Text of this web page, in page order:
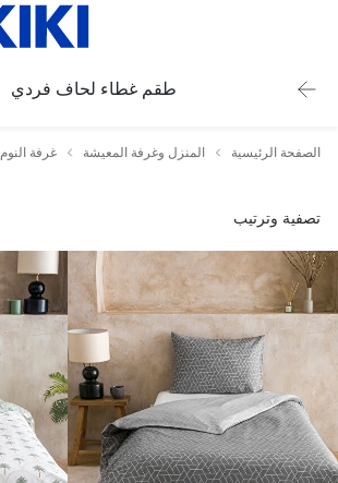
طقم غطاء لحاف فردي
الصفحة الرئيسية المنزل وغرفة المعيشة غرفة النوم
تصفية وترتيب